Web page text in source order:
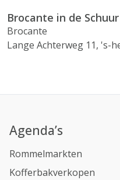
Brocante in de Schuur
Brocante
Lange Achterweg 11, 's-
Agenda’s
Rommelmarkten
Kofferbakverkopen